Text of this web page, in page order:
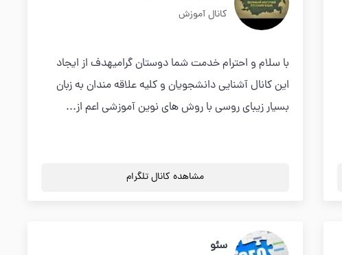
کانال آموزش
با سلام و احترام خدمت شما دوستان گرامیهدف از ایجاد
این کانال آشنایی دانشجویان و کلیه علاقه مندان به زبان
بسیار زیبای روسی با روش های نوین آموزشی اعم از...
مشاهده کانال تلگرام
سئو